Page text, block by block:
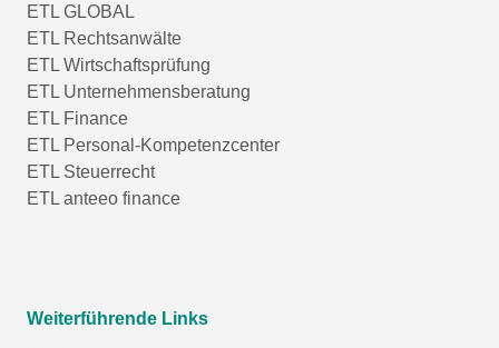
ETL GLOBAL
ETL Rechtsanwälte
ETL Wirtschaftsprüfung
ETL Unternehmensberatung
ETL Finance
ETL Personal-Kompetenzcenter
ETL Steuerrecht
ETL anteeo finance
Weiterführende Links